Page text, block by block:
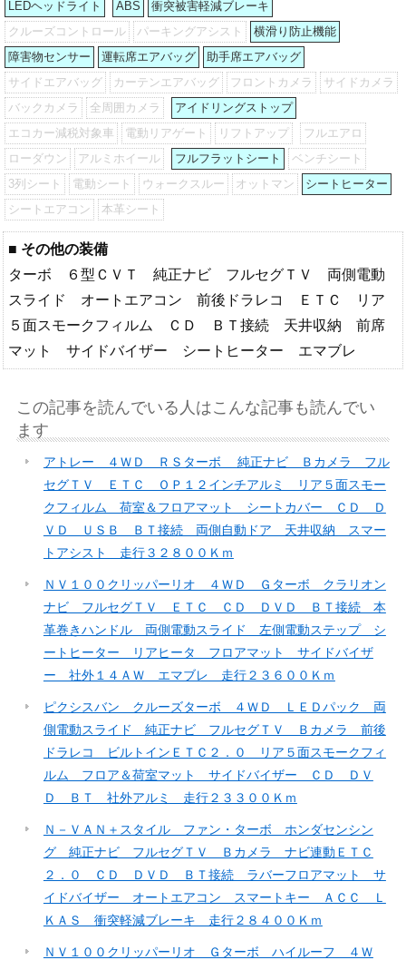
LEDヘッドライト ABS
衝突被害軽減ブレーキ
クルーズコントロール
パーキングアシスト
横滑り防止機能
障害物センサー
運転席エアバッグ
助手席エアバッグ
サイドエアバッグ
カーテンエアバッグ フロントカメラ
サイドカメラ
バックカメラ
全周囲カメラ
アイドリングストップ
エコカー減税対象車
電動リアゲート リフトアップ
フルエアロ
ローダウン
アルミホイール フルフラットシート
ベンチシート
3列シート
電動シート ウォークスルー オットマン
シートヒーター
シートエアコン
本革シート
■ その他の装備
ターボ ６型ＣＶＴ 純正ナビ フルセグＴＶ 両側電動
スライド オートエアコン 前後ドラレコ ＥＴＣ リア
５面スモークフィルム ＣＤ ＢＴ接続 天井収納 前席
マット サイドバイザー シートヒーター エマブレ
この記事を読んでいる人はこんな記事も読んでい
ます
アトレー ４ＷＤ ＲＳターボ 純正ナビ Ｂカメラ フル
セグＴＶ ＥＴＣ ＯＰ１２インチアルミ リア５面スモー
クフィルム 荷室＆フロアマット シートカバー ＣＤ Ｄ
ＶＤ ＵＳＢ ＢＴ接続 両側自動ドア 天井収納 スマー
トアシスト 走行３２８００Ｋｍ
ＮＶ１００クリッパーリオ ４ＷＤ Ｇターボ クラリオン
ナビ フルセグＴＶ ＥＴＣ ＣＤ ＤＶＤ ＢＴ接続 本
革巻きハンドル 両側電動スライド 左側電動ステップ シ
ートヒーター リアヒータ フロアマット サイドバイザ
ー 社外１４ＡＷ エマブレ 走行２３６００Ｋｍ
ピクシスバン クルーズターボ ４ＷＤ ＬＥＤパック 両
側電動スライド 純正ナビ フルセグＴＶ Ｂカメラ 前後
ドラレコ ビルトインＥＴＣ２．０ リア５面スモークフィ
ルム フロア＆荷室マット サイドバイザー ＣＤ ＤＶ
Ｄ ＢＴ 社外アルミ 走行２３３００Ｋｍ
Ｎ－ＶＡＮ＋スタイル ファン・ターボ ホンダセンシン
グ 純正ナビ フルセグＴＶ Ｂカメラ ナビ連動ＥＴＣ
２．０ ＣＤ ＤＶＤ ＢＴ接続 ラバーフロアマット サ
イドバイザー オートエアコン スマートキー ＡＣＣ Ｌ
ＫＡＳ 衝突軽減ブレーキ 走行２８４００Ｋｍ
ＮＶ１００クリッパーリオ Ｇターボ ハイルーフ ４Ｗ